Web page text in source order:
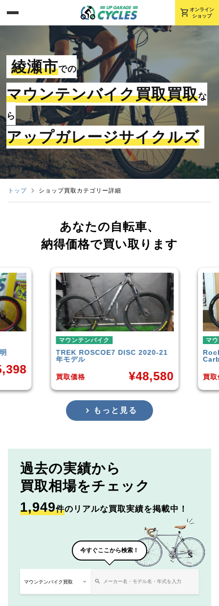
shopping_cart オンライン
ショップ
綾瀬市での
マウンテンバイク買取買取な
ら
アップガレージサイクルズ
トップ ショップ買取カテゴリー詳細
あなたの自転車、
納得価格で買い取ります
ROSCOE7 DISC 2020-21
¥48,580
Rocky Mountain
Carbon30 2022年モデル
買取価格
もっと見る
過去の実績から
買取相場をチェック
1,949件のリアルな買取実績を掲載中！
今すぐここから検索！